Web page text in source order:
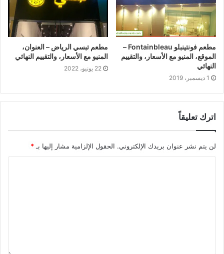
مطعم فونتينبلو Fontainbleau –
الموقع، المنيو مع الأسعار، والتقييم
النهائي
1 ديسمبر، 2019
مطعم تبسي الرياض – العنوان،
المنيو مع الأسعار، والتقييم النهائي
22 يونيو، 2022
اترك تعليقاً
لن يتم نشر عنوان بريدك الإلكتروني. الحقول الإلزامية مشار إليها بـ *